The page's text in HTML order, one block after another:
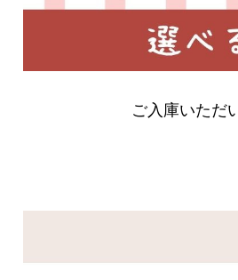
ご入庫いただ